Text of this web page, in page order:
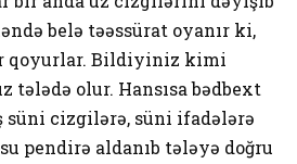
belə təəssürat oyanır ki,
qoyurlar. Bildiyiniz kimi
tələdə olur. Hansısa bədbext
süni cizgilərə, süni ifadələrə
pendirə aldanıb tələyə doğru